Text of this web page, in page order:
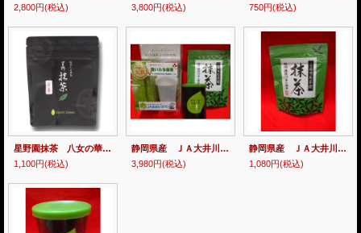
2,800円(税込)
3,800円(税込)
750円(税込)
星野園抹茶 八女の華20ｇ袋
1,100円(税込)
静岡県産 ＪＡ大井川藤枝抹茶 お試し3点セット
3,980円(税込)
静岡県産 ＪＡ大井川藤枝抹茶30ｇ袋
1,080円(税込)